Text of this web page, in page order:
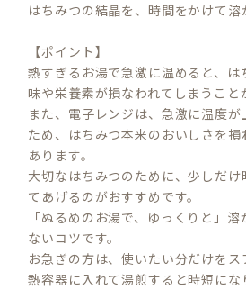
はちみつの結晶を、時間をかけて溶
【ポイント】
熱すぎるお湯で急激に温めると、
味や栄養素が損なわれてしまうこと
また、電子レンジは、急激に温度が
ため、はちみつ本来のおいしさを
あります。
大切なはちみつのために、少しだけ
てあげるのがおすすめです。
「ぬるめのお湯で、ゆっくりと」
ないコツです。
お急ぎの方は、使いたい分だけをス
熱容器に入れて湯煎すると時短に